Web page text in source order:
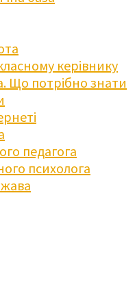
керівнику
Що потрібно знати
педагога
психолога